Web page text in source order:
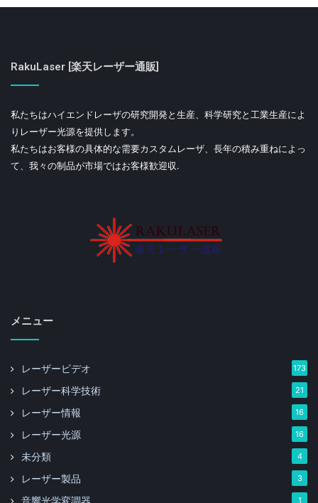
RakuLaser [楽天レーザー通販]
私たちはハイエンドレーザの研究開発と生産、科学研究と工業生産によ
りレーザー光源を提供します。
私たちはお客様の具体的な需要カスタムレーザ、長年の積み重ねによっ
て、我々の制品が市場ではお客様歓迎収.
メニュー
レーザービデオ 173
レーザー科学技術 21
レーザー情報 16
レーザー光源 16
未分類 4
レーザー製品 3
1